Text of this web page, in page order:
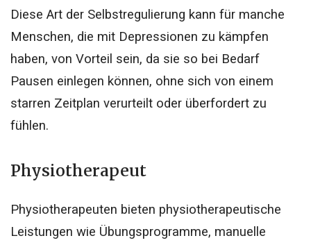
Diese Art der Selbstregulierung kann für manche
Menschen, die mit Depressionen zu kämpfen
haben, von Vorteil sein, da sie so bei Bedarf
Pausen einlegen können, ohne sich von einem
starren Zeitplan verurteilt oder überfordert zu
fühlen.
Physiotherapeut
Physiotherapeuten bieten physiotherapeutische
Leistungen wie Übungsprogramme, manuelle